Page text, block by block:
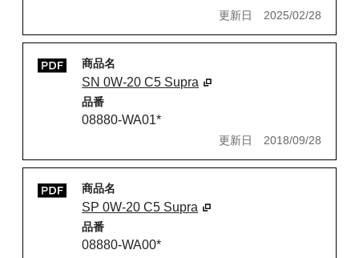
更新日 2025/02/28
商品名
SN 0W-20 C5 Supra
品番
08880-WA01*
更新日 2018/09/28
商品名
SP 0W-20 C5 Supra
品番
08880-WA00*